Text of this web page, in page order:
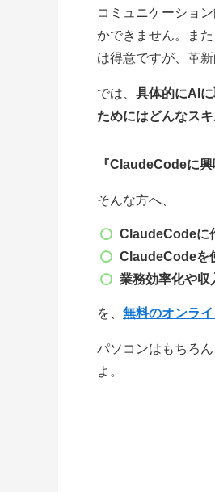
コミュニケーショ
かできません。ま
は得意ですが、革
では、 具体的にAI
ためにはどんなス
『ClaudeCodeに
そんな方へ、
ClaudeCodeに
ClaudeCodeを
業務効率化や収
を、 無料のオンラ
パソコンはもちろん
よ。